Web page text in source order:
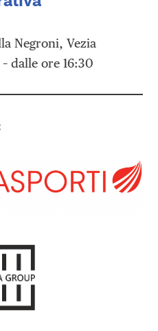
Negroni, Vezia
dalle ore 16:30